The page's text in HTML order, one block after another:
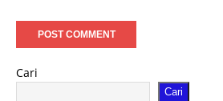
Cari
Cari